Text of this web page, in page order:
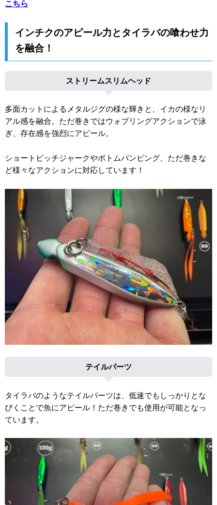
こちら
インチクのアピール力とタイラバの喰わせ力
を融合！
ストリームスリムヘッド
多面カットによるメタルジグの様な輝きと、イカの様なリ
アル感を融合。ただ巻きではウォブリングアクションで泳
ぎ、存在感を強烈にアピール。
ショートピッチジャークやボトムバンピング、ただ巻きな
ど様々なアクションに対応しています！
テイルパーツ
タイラバのようなテイルパーツは、低速でもしっかりとな
びくことで魚にアピール！ただ巻きでも使用が可能となっ
ています。